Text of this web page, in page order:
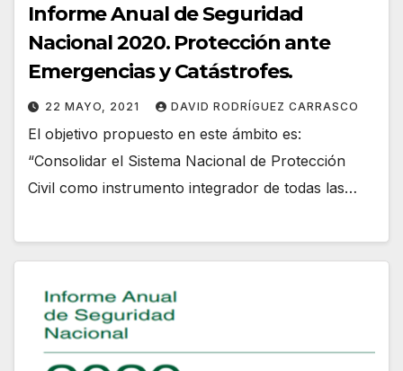
Informe Anual de Seguridad
Nacional 2020. Protección ante
Emergencias y Catástrofes.
22 MAYO, 2021 DAVID RODRÍGUEZ CARRASCO
El objetivo propuesto en este ámbito es:
“Consolidar el Sistema Nacional de Protección
Civil como instrumento integrador de todas las…